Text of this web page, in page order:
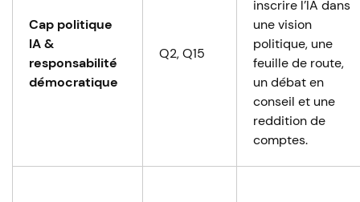
Cap politique
IA &
responsabilité
démocratique
Q2, Q15
inscrire l’IA dans
une vision
politique, une
feuille de route,
un débat en
conseil et une
reddition de
comptes.